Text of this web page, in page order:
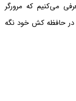
می‌کنیم که مرورگر
حافظه کش خود نگه